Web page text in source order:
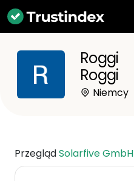
Roggi
Roggi
Niemcy
PrzeglądSolarfive GmbH